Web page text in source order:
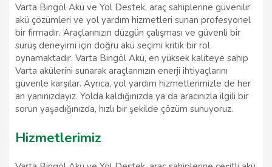
Varta Bingöl Akü ve Yol Destek, araç sahiplerine güvenilir
akü çözümleri ve yol yardım hizmetleri sunan profesyonel
bir firmadır. Araçlarınızın düzgün çalışması ve güvenli bir
sürüş deneyimi için doğru akü seçimi kritik bir rol
oynamaktadır. Varta Bingöl Akü, en yüksek kaliteye sahip
Varta akülerini sunarak araçlarınızın enerji ihtiyaçlarını
güvenle karşılar. Ayrıca, yol yardım hizmetlerimizle de her
an yanınızdayız. Yolda kaldığınızda ya da aracınızla ilgili bir
sorun yaşadığınızda, hızlı bir şekilde çözüm sunuyoruz.
Hizmetlerimiz